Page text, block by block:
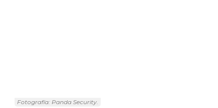
Fotografía: Panda Security.